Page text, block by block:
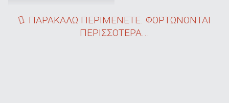
ΠΑΡΑΚΑΛΩ ΠΕΡΙΜΕΝΕΤΕ. ΦΟΡΤΩΝΟΝΤΑΙ
ΠΕΡΙΣΣΟΤΕΡΑ...